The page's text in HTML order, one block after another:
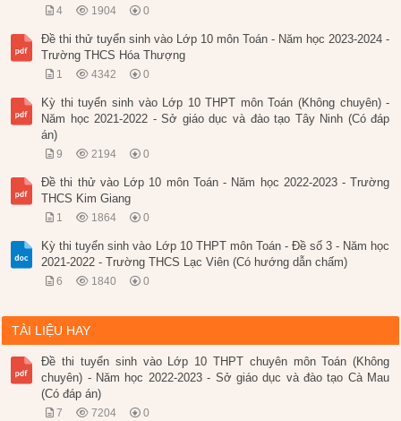
4 1904 0
Đề thi thử tuyển sinh vào Lớp 10 môn Toán - Năm học 2023-2024 -
Trường THCS Hóa Thượng
1 4342 0
Kỳ thi tuyển sinh vào Lớp 10 THPT môn Toán (Không chuyên) -
Năm học 2021-2022 - Sở giáo dục và đào tạo Tây Ninh (Có đáp
án)
9 2194 0
Đề thi thử vào Lớp 10 môn Toán - Năm học 2022-2023 - Trường
THCS Kim Giang
1 1864 0
Kỳ thi tuyển sinh vào Lớp 10 THPT môn Toán - Đề số 3 - Năm học
2021-2022 - Trường THCS Lạc Viên (Có hướng dẫn chấm)
6 1840 0
TÀI LIỆU HAY
Đề thi tuyển sinh vào Lớp 10 THPT chuyên môn Toán (Không
chuyên) - Năm học 2022-2023 - Sở giáo dục và đào tạo Cà Mau
(Có đáp án)
7 7204 0